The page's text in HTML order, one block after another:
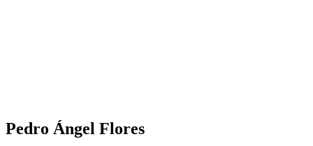
Pedro Ángel Flores